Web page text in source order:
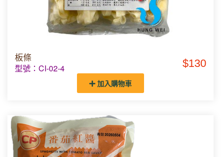
板條
型號：CI-02-4 $130
加入購物車